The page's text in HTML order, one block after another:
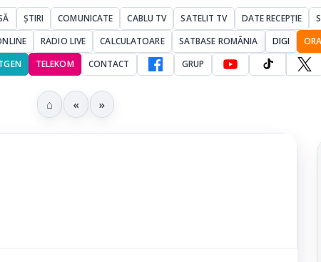
ȘTIRI COMUNICATE CABLU TV SATELIT TV DATE RECEPȚIE
RADIO LIVE CALCULATOARE SATBASE ROMÂNIA DIGI
TELEKOM CONTACT GRUP
⌂ « »